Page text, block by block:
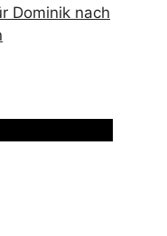
Dominik nach